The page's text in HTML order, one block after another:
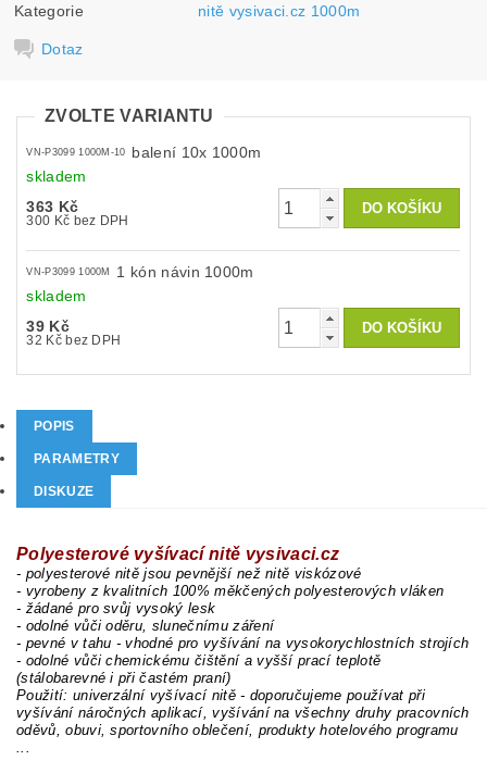
Kategorie nitě vysivaci.cz 1000m
Dotaz
ZVOLTE VARIANTU
VN-P3099 1000M-10
balení 10x 1000m
skladem
363 Kč
300 Kč bez DPH
VN-P3099 1000M
1 kón návin 1000m
skladem
39 Kč
32 Kč bez DPH
POPIS
PARAMETRY
DISKUZE
Polyesterové vyšívací nitě vysivaci.cz
- polyesterové nitě jsou pevnější než nitě viskózové
- vyrobeny z kvalitních 100% měkčených polyesterových vláken
- žádané pro svůj vysoký lesk
- odolné vůči oděru, slunečnímu záření
- pevné v tahu - vhodné pro vyšívání na vysokorychlostních strojích
- odolné vůči chemickému čištění a vyšší prací teplotě
(stálobarevné i při častém praní)
Použití: univerzální vyšívací nitě - doporučujeme používat při
vyšívání náročných aplikací, vyšívání na všechny druhy pracovních
oděvů, obuvi, sportovního oblečení, produkty hotelového programu
...